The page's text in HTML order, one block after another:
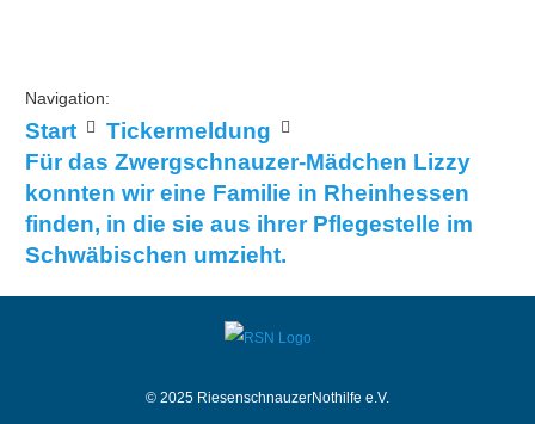
Navigation:
Start
Tickermeldung
Für das Zwergschnauzer-Mädchen Lizzy
konnten wir eine Familie in Rheinhessen
finden, in die sie aus ihrer Pflegestelle im
Schwäbischen umzieht.
© 2025 RiesenschnauzerNothilfe e.V.